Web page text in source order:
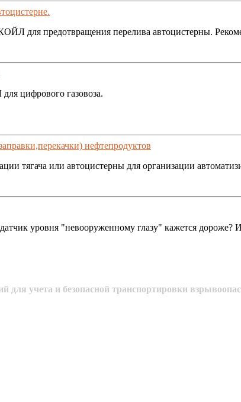
для предотвращения перелива автоцистерны.
цифрового газовоза.
нефтепродуктов
тягача или автоцистерны для организации
уровня "невооруженному глазу" кажется дороже?
учета и безопасной транспортировки